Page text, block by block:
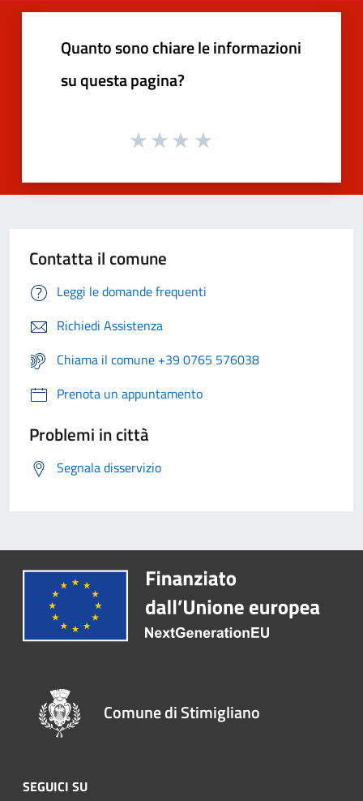
Quanto sono chiare le informazioni
su questa pagina?
Contatta il comune
Leggi le domande frequenti
Richiedi Assistenza
Chiama il comune +39 0765 576038
Prenota un appuntamento
Problemi in città
Segnala disservizio
Comune di Stimigliano
SEGUICI SU